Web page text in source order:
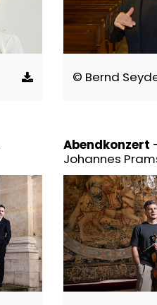
© Bernd
Abendkonzert
Johannes